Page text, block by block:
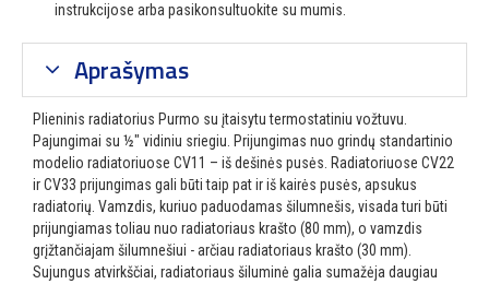
instrukcijose arba pasikonsultuokite su mumis.
Aprašymas
Plieninis radiatorius Purmo su įtaisytu termostatiniu vožtuvu.
Pajungimai su ½″ vidiniu sriegiu. Prijungimas nuo grindų standartinio
modelio radiatoriuose CV11 – iš dešinės pusės. Radiatoriuose CV22
ir CV33 prijungimas gali būti taip pat ir iš kairės pusės, apsukus
radiatorių. Vamzdis, kuriuo paduodamas šilumnešis, visada turi būti
prijungiamas toliau nuo radiatoriaus krašto (80 mm), o vamzdis
grįžtančiajam šilumnešiui - arčiau radiatoriaus krašto (30 mm).
Sujungus atvirkščiai, radiatoriaus šiluminė galia sumažėja daugiau